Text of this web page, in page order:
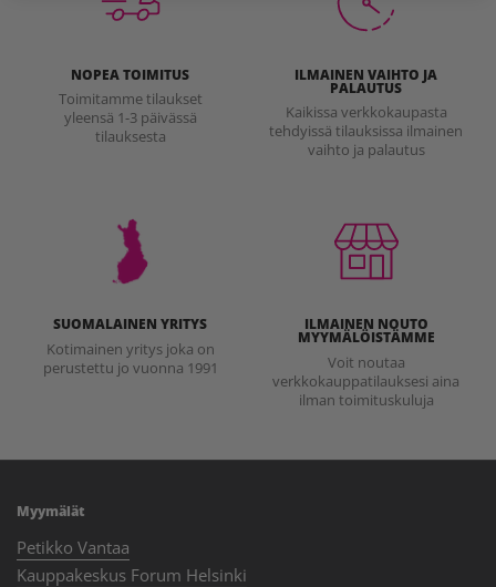
NOPEA TOIMITUS
Toimitamme tilaukset
yleensä 1-3 päivässä
tilauksesta
ILMAINEN VAIHTO JA
PALAUTUS
Kaikissa verkkokaupasta
tehdyissä tilauksissa ilmainen
vaihto ja palautus
SUOMALAINEN YRITYS
Kotimainen yritys joka on
perustettu jo vuonna 1991
ILMAINEN NOUTO
MYYMÄLÖISTÄMME
Voit noutaa
verkkokauppatilauksesi aina
ilman toimituskuluja
Myymälät
Petikko Vantaa
Kauppakeskus Forum Helsinki